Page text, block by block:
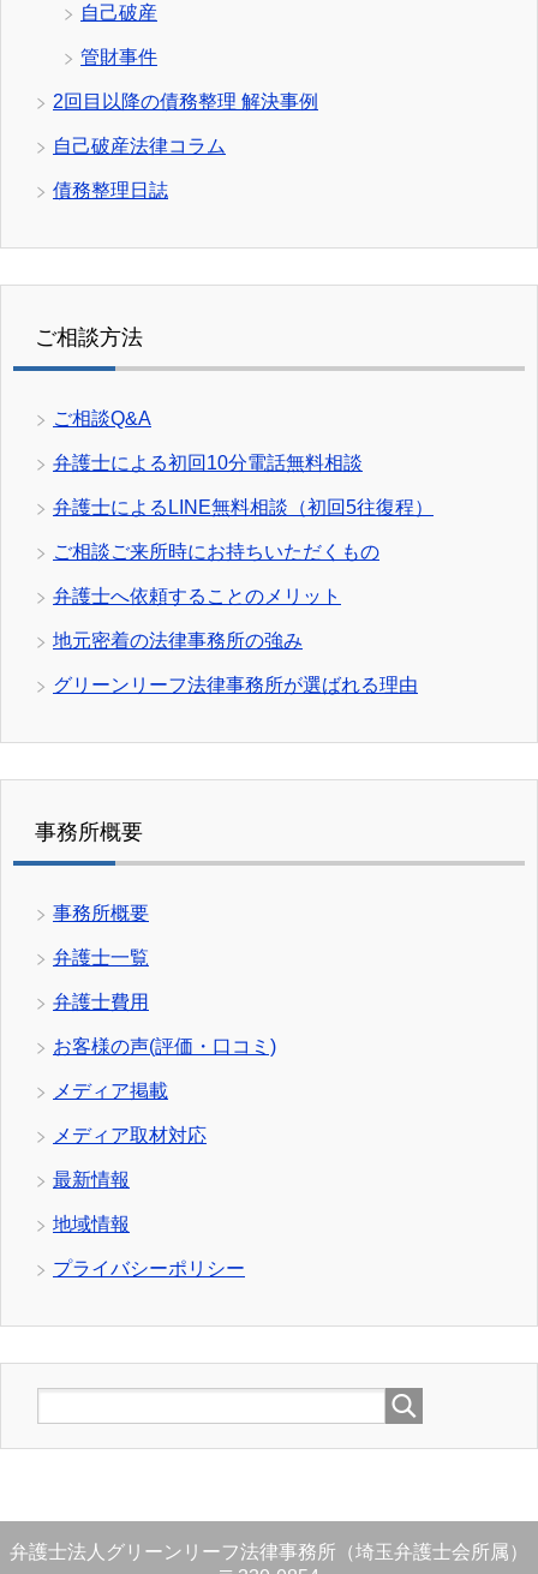
自己破産
管財事件
2回目以降の債務整理 解決事例
自己破産法律コラム
債務整理日誌
ご相談方法
ご相談Q&A
弁護士による初回10分電話無料相談
弁護士によるLINE無料相談（初回5往復程）
ご相談ご来所時にお持ちいただくもの
弁護士へ依頼することのメリット
地元密着の法律事務所の強み
グリーンリーフ法律事務所が選ばれる理由
事務所概要
事務所概要
弁護士一覧
弁護士費用
お客様の声(評価・口コミ)
メディア掲載
メディア取材対応
最新情報
地域情報
プライバシーポリシー
弁護士法人グリーンリーフ法律事務所（埼玉弁護士会所属）